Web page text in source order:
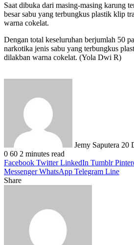
Saat dibuka dari masing-masing karung
besar sabu yang terbungkus plastik klip
warna cokelat.
Dengan total keseluruhan berjumlah 50
narkotika jenis sabu yang terbungkus
dilakban warna cokelat. (Yola Dwi R)
Jemy Saputera 20
0 60 2 minutes read
Facebook Twitter LinkedIn Tumblr
Messenger WhatsApp Telegram Line
Share